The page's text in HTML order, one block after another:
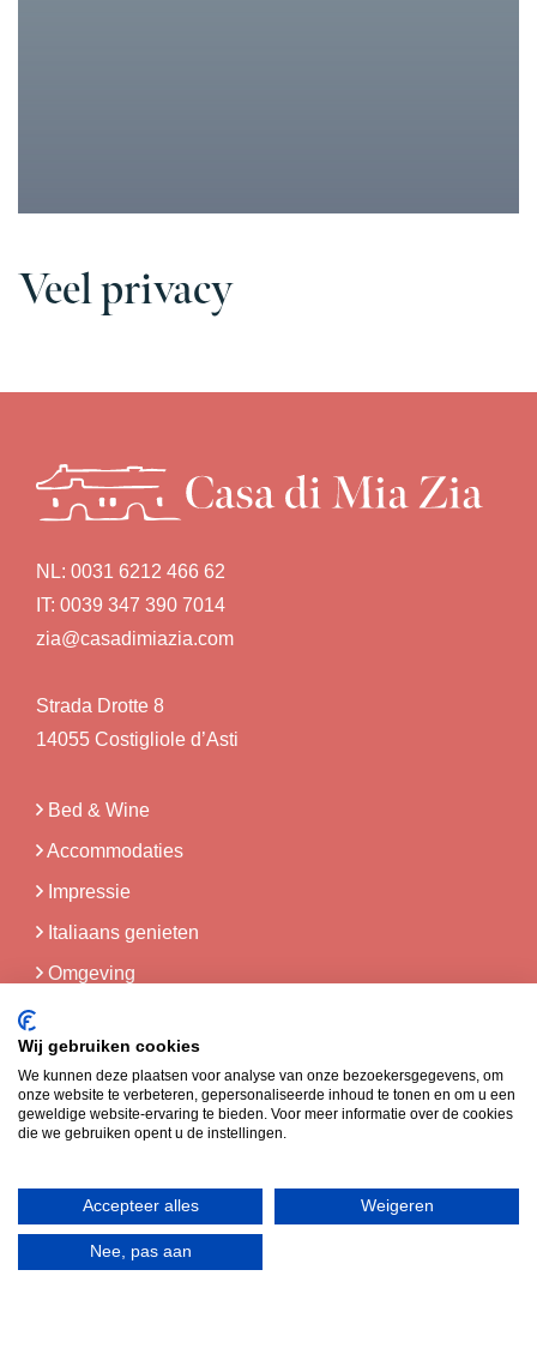
Veel privacy
NL: 0031 6212 466 62
IT: 0039 347 390 7014
zia@casadimiazia.com
Strada Drotte 8
14055 Costigliole d’Asti
Bed & Wine
Accommodaties
Impressie
Italiaans genieten
Omgeving
Post van tante
De leukste brief op je digitale deurmat over
Piemonte.
Stuur mij post
Wij gebruiken cookies
We kunnen deze plaatsen voor analyse van onze bezoekersgegevens, om
onze website te verbeteren, gepersonaliseerde inhoud te tonen en om u een
geweldige website-ervaring te bieden. Voor meer informatie over de cookies
die we gebruiken opent u de instellingen.
Accepteer alles Weigeren
Nee, pas aan